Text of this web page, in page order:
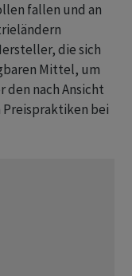
fallen und an
die sich
Mittel, um
den nach Ansicht
bei